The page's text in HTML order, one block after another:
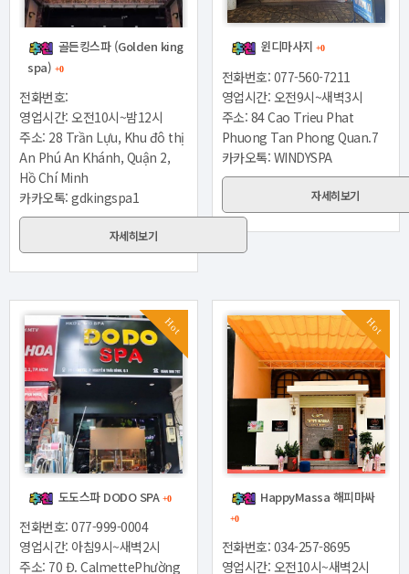
골든킹스파 (Golden king
spa) +0
전화번호:
영업시간: 오전10시~밤12시
주소: 28 Trần Lựu, Khu đô thị
An Phú An Khánh, Quận 2,
Hồ Chí Minh
카카오톡: gdkingspa1
자세히보기
윈디마사지 +0
전화번호: 077-560-7211
영업시간: 오전9시~새벽3시
주소: 84 Cao Trieu Phat
Phuong Tan Phong Quan.7
카카오톡: WINDYSPA
자세히보기
Hot
도도스파 DODO SPA +0
전화번호: 077-999-0004
영업시간: 아침9시~새벽2시
주소: 70 Đ. CalmettePhường
Hot
HappyMassa 해피마싸
+0
전화번호: 034-257-8695
영업시간: 오전10시~새벽2시